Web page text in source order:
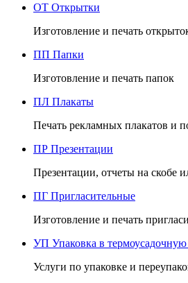
ОТ Открытки
Изготовление и печать
ПП Папки
Изготовление и печать папок
ПЛ Плакаты
Печать рекламных плакатов и
ПР Презентации
Презентации, отчеты на скобе
ПГ Пригласительные
Изготовление и печать
УП Упаковка в
Услуги по упаковке и